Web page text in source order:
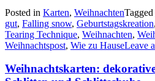
Posted in Karten, WeihnachtenTagged
gut, Falling snow, Geburtstagskreation,
Tearing Technique, Weihnachten,
Weihnachtspost, Wie zu HauseLeave
Weihnachtskarten: